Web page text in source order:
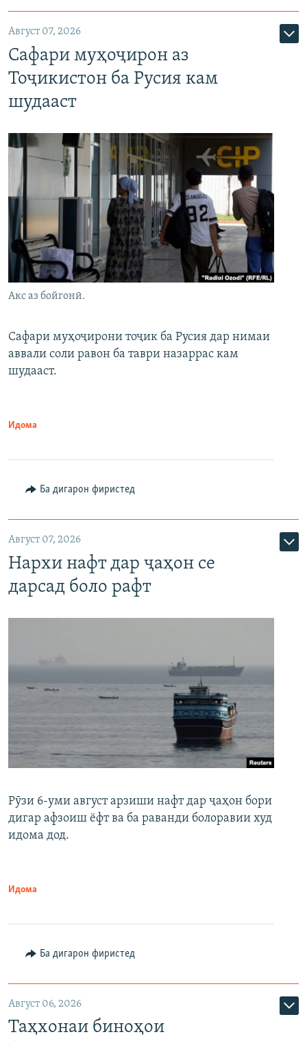
Август 07, 2026
Сафари муҳоҷирон аз
Тоҷикистон ба Русия кам
шудааст
Акс аз бойгонӣ.
Сафари муҳоҷирони тоҷик ба Русия дар нимаи
аввали соли равон ба таври назаррас кам
шудааст.
Идома
Ба дигарон фиристед
Август 07, 2026
Нархи нафт дар ҷаҳон се
дарсад боло рафт
Рӯзи 6-уми август арзиши нафт дар ҷаҳон бори
дигар афзоиш ёфт ва ба раванди болоравии худ
идома дод.
Идома
Ба дигарон фиристед
Август 06, 2026
Таҳхонаи биноҳои